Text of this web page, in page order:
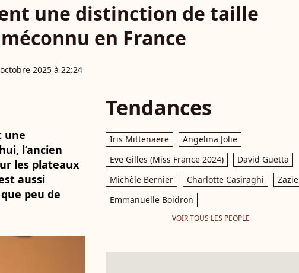
une distinction de taille
en France
2025 à 22:24
une
l’ancien
les plateaux
aussi
peu de
Tendances
Iris Mittenaere
Angelina Jolie
Eve Gilles (Miss France 2024)
David Guetta
Michèle Bernier
Charlotte Casiraghi
Zazie
Emmanuelle Boidron
VOIR TOUS LES PEOPLE